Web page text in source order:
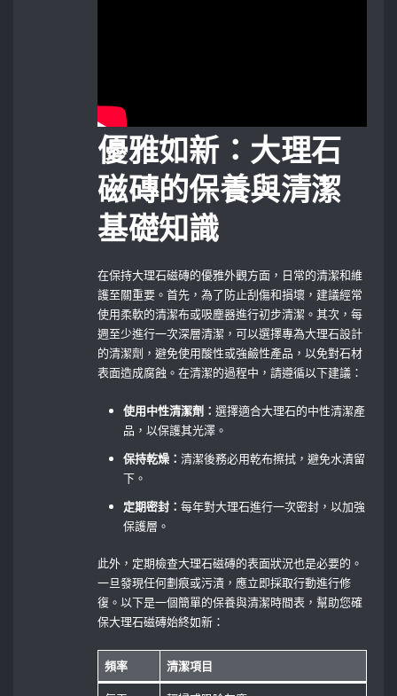
優雅如新：大理石
磁磚的保養與清潔
基礎知識
在保持大理石磁磚的優雅外觀方面，日常的清潔和維
護至關重要。首先，為了防止刮傷和損壞，建議經常
使用柔軟的清潔布或吸塵器進行初步清潔。其次，每
週至少進行一次深層清潔，可以選擇專為大理石設計
的清潔劑，避免使用酸性或強鹼性產品，以免對石材
表面造成腐蝕。在清潔的過程中，請遵循以下建議：
使用中性清潔劑：選擇適合大理石的中性清潔產
品，以保護其光澤。
保持乾燥：清潔後務必用乾布擦拭，避免水漬留
下。
定期密封：每年對大理石進行一次密封，以加強
保護層。
此外，定期檢查大理石磁磚的表面狀況也是必要的。
一旦發現任何劃痕或污漬，應立即採取行動進行修
復。以下是一個簡單的保養與清潔時間表，幫助您確
保大理石磁磚始終如新：
頻率 清潔項目